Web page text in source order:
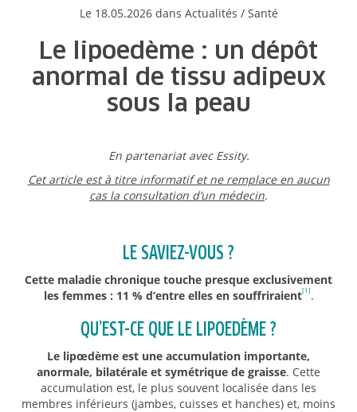
Le 18.05.2026 dans Actualités / Santé
Le lipoedème : un dépôt
anormal de tissu adipeux
sous la peau
En partenariat avec Essity.
Cet article est à titre informatif et ne remplace en aucun
cas la consultation d’un médecin.
LE SAVIEZ-VOUS ?
Cette maladie chronique touche presque exclusivement
les femmes : 11 % d’entre elles en souffriraient[1] .
QU’EST-CE QUE LE LIPOEDÈME ?
Le lipœdème est une accumulation importante,
anormale, bilatérale et symétrique de graisse. Cette
accumulation est, le plus souvent localisée dans les
membres inférieurs (jambes, cuisses et hanches) et, moins